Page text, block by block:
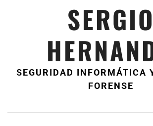
SERGIO
SEGURIDAD INFORMÁTICA
FORENSE